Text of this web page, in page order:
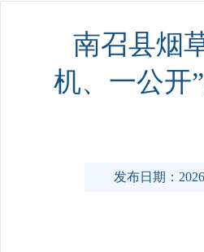
南召县烟
机、一公开
发布日期：